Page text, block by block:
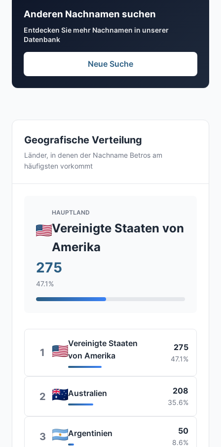
Geografische Verteilung
Länder, in denen der Nachname Betros am
häufigsten vorkommt
HAUPTLAND
Vereinigte Staaten von
Amerika
275
47.1%
1
Vereinigte Staaten
von Amerika
275
47.1%
2 Australien 208
35.6%
3 Argentinien 50
8.6%
Anderen Nachnamen suchen
Entdecken Sie mehr Nachnamen in unserer
Datenbank
Neue Suche